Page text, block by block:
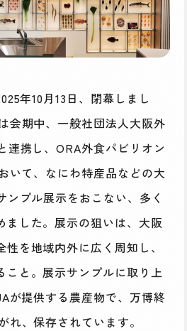
年10月13日、閉幕しまし
会期中、一般社団法人大阪外
連携し、ORA外食パビリオン
いて、なにわ特産品などの大
ンプル展示をおこない、多く
ました。展示の狙いは、大阪
を地域内外に広く周知し、
こと。展示サンプルに取り上
が提供する農産物で、万博終
れ、保存されています。